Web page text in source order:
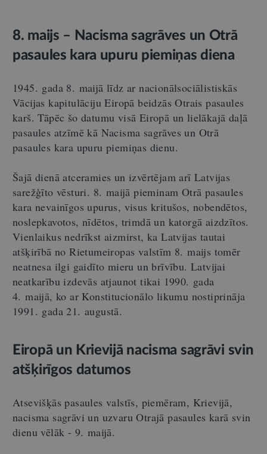
8. maijs – Nacisma sagrāves un Otrā
pasaules kara upuru piemiņas diena
1945. gada 8. maijā līdz ar nacionālsociālistiskās
Vācijas kapitulāciju Eiropā beidzās Otrais pasaules
karš. Tāpēc šo datumu visā Eiropā un lielākajā daļā
pasaules atzīmē kā Nacisma sagrāves un Otrā
pasaules kara upuru piemiņas dienu.
Šajā dienā atceramies un izvērtējam arī Latvijas
sarežģīto vēsturi. 8. maijā pieminam Otrā pasaules
kara nevainīgos upurus, visus kritušos, nobendētos,
noslepkavotos, nīdētos, trimdā un katorgā aizdzītos.
Vienlaikus nedrīkst aizmirst, ka Latvijas tautai
atšķirībā no Rietumeiropas valstīm 8. maijs tomēr
neatnesa ilgi gaidīto mieru un brīvību. Latvijai
neatkarību izdevās atjaunot tikai 1990. gada
4. maijā, ko ar Konstitucionālo likumu nostiprināja
1991. gada 21. augustā.
Eiropā un Krievijā nacisma sagrāvi svin
atšķirīgos datumos
Atsevišķās pasaules valstīs, piemēram, Krievijā,
nacisma sagrāvi un uzvaru Otrajā pasaules karā svin
dienu vēlāk - 9. maijā.